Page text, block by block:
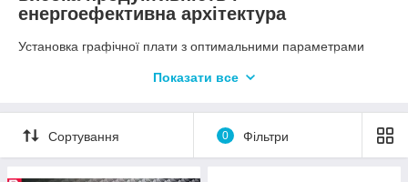
енергоефективна архітектура
Установка графічної плати з оптимальними параметрами
створення якісного зображення, ефективного інтерфейсу між
незамінний для формування гарної графіки, продуктивного
участі в іграх з високою частотою кадрів і миттєвою реакцією.
Показати все
Сортування 0 Фільтри